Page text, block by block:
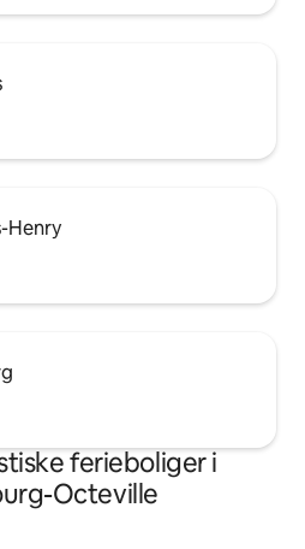
Henry
ferieboliger i
Octeville